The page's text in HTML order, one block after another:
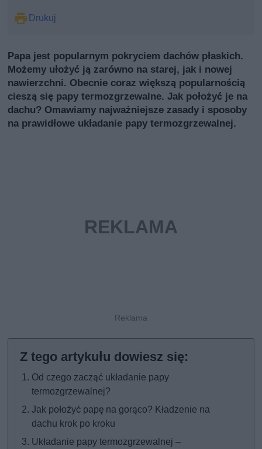
Drukuj
Papa jest popularnym pokryciem dachów płaskich.
Możemy ułożyć ją zarówno na starej, jak i nowej
nawierzchni. Obecnie coraz większą popularnością
cieszą się papy termozgrzewalne. Jak położyć je na
dachu? Omawiamy najważniejsze zasady i sposoby
na prawidłowe układanie papy termozgrzewalnej.
Od czego zacząć układanie papy
termozgrzewalnej?
Jak położyć papę na gorąco? Kładzenie na
dachu krok po kroku
Układanie papy termozgrzewalnej –